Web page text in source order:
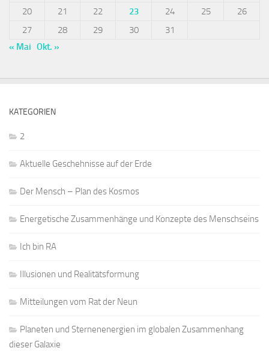
20
21 22 23 24 25
26
27
28 29 30
31
« Mai Okt. »
KATEGORIEN
2
Aktuelle Geschehnisse auf der Erde
Der Mensch – Plan des Kosmos
Energetische Zusammenhänge und Konzepte des Menschseins
Ich bin RA
Illusionen und Realitätsformung
Mitteilungen vom Rat der Neun
Planeten und Sternenenergien im globalen Zusammenhang
dieser Galaxie